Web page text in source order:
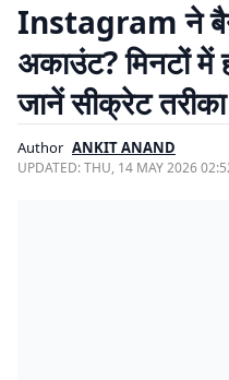
Instagram ने
अकाउंट? मिनटों में
जानें सीक्रेट तरीका
Author ANKIT ANAND
UPDATED:THU, 14 MAY 2026